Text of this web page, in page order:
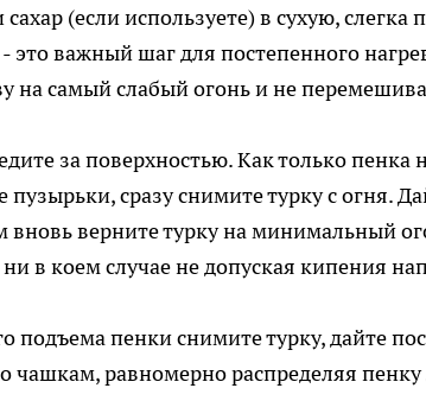
(если используете) в сухую, слегка
это важный шаг для постепенного
на самый слабый огонь и не
за поверхностью. Как только пенка
пузырьки, сразу снимите турку с огня.
вновь верните турку на минимальный
в коем случае не допуская кипения
подъема пенки снимите турку, дайте
чашкам, равномерно распределяя